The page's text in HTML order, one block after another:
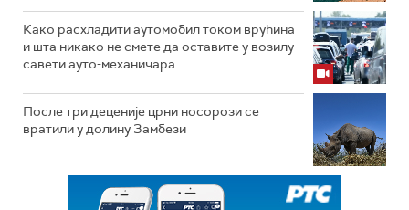
Како расхладити аутомобил током врућина
и шта никако не смете да оставите у возилу –
савети ауто-механичара
После три деценије црни носорози се
вратили у долину Замбези